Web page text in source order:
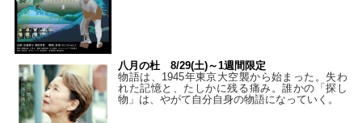
八月の杜 8/29(土)～1週間限定
物語は、1945年東京大空襲から始まった。失わ
れた記憶と、たしかに残る痛み。誰かの「探し
物」は、やがて自分自身の物語になっていく。